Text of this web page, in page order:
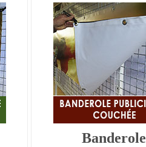
Banderole